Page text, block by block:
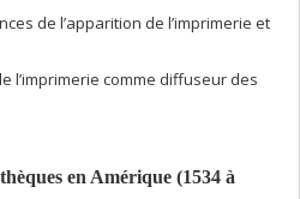
de l’apparition de l’imprimerie et
l’imprimerie comme diffuseur des
en Amérique (1534 à